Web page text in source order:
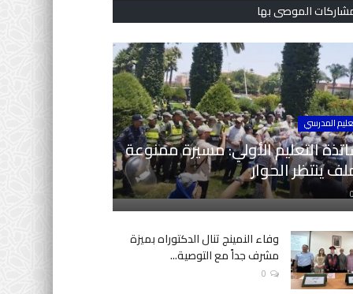
الموصى بها
المدرسي
التعليم الأولي: مسيرة ممنوعة
ينتظر الحوار
0
وفاء النمينج تنال الدكتوراه بميزة
مشرف جداً مع التوصية...
0